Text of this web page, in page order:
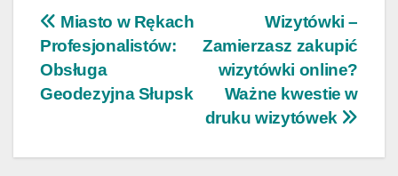
Nawigacja
wpisu
Wizytówki –
Zamierzasz zakupić
wizytówki online?
Ważne kwestie w
druku wizytówek
Miasto w Rękach
Profesjonalistów:
Obsługa
Geodezyjna Słupsk